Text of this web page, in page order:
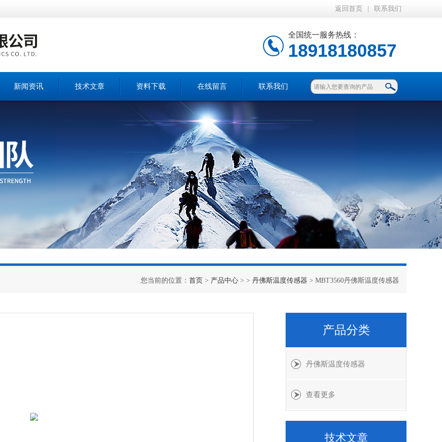
返回首页 联系我们
全国统一服务热线：
18918180857
新闻资讯 技术文章 资料下载 在线留言 联系我们
您当前的位置： 首页 > 产品中心 > > 丹佛斯温度传感器 > MBT3560丹佛斯温度传感器
产品分类
丹佛斯温度传感器
查看更多
技术文章